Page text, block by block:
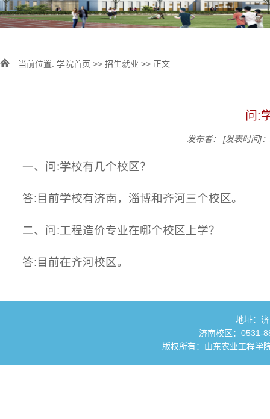
当前位置: 学院首页 >> 招生就业 >> 正文
问:
发布者： [发表时间]
一、问:学校有几个校区？
答:目前学校有济南，淄博和齐河三个校区。
二、问:工程造价专业在哪个校区上学？
答:目前在齐河校区。
地址：
济南校区：0531-
版权所有：山东农业工程学